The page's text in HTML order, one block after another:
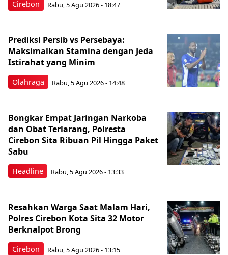
Cirebon Rabu, 5 Agu 2026 - 18:47
Olahraga
Prediksi Persib vs Persebaya:
Maksimalkan Stamina dengan Jeda
Istirahat yang Minim
Rabu, 5 Agu 2026 - 14:48
Headline
Bongkar Empat Jaringan Narkoba
dan Obat Terlarang, Polresta
Cirebon Sita Ribuan Pil Hingga Paket
Sabu
Rabu, 5 Agu 2026 - 13:33
Cirebon
Resahkan Warga Saat Malam Hari,
Polres Cirebon Kota Sita 32 Motor
Berknalpot Brong
Rabu, 5 Agu 2026 - 13:15